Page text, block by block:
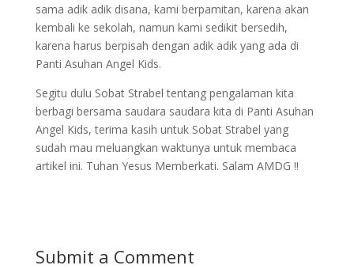
sama adik adik disana, kami berpamitan, karena akan
kembali ke sekolah, namun kami sedikit bersedih,
karena harus berpisah dengan adik adik yang ada di
Panti Asuhan Angel Kids.
Segitu dulu Sobat Strabel tentang pengalaman kita
berbagi bersama saudara saudara kita di Panti Asuhan
Angel Kids, terima kasih untuk Sobat Strabel yang
sudah mau meluangkan waktunya untuk membaca
artikel ini. Tuhan Yesus Memberkati. Salam AMDG ‼
Submit a Comment